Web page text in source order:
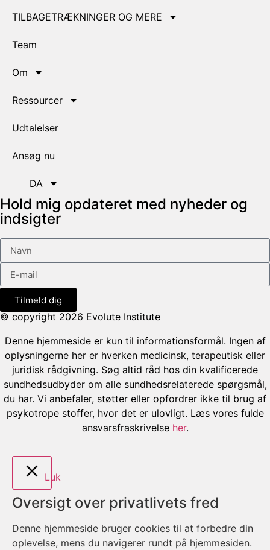
TILBAGETRÆKNINGER OG MERE
Team
Om
Ressourcer
Udtalelser
Ansøg nu
DA
Hold mig opdateret med nyheder og
indsigter
Tilmeld dig
© copyright 2026 Evolute Institute
Denne hjemmeside er kun til informationsformål. Ingen af
oplysningerne her er hverken medicinsk, terapeutisk eller
juridisk rådgivning. Søg altid råd hos din kvalificerede
sundhedsudbyder om alle sundhedsrelaterede spørgsmål,
du har. Vi anbefaler, støtter eller opfordrer ikke til brug af
psykotrope stoffer, hvor det er ulovligt. Læs vores fulde
ansvarsfraskrivelse her.
Luk
Oversigt over privatlivets fred
Denne hjemmeside bruger cookies til at forbedre din
oplevelse, mens du navigerer rundt på hjemmesiden.